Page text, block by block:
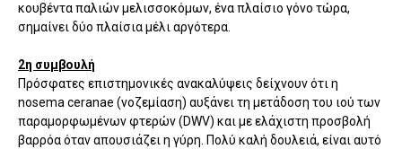
κουβέντα παλιών μελισσοκόμων, ένα πλαίσιο γόνο τώρα,
σημαίνει δύο πλαίσια μέλι αργότερα.
2η συμβουλή
Πρόσφατες επιστημονικές ανακαλύψεις δείχνουν ότι η
nosema ceranae (νοζεμίαση) αυξάνει τη μετάδοση του ιού των
παραμορφωμένων φτερών (DWV) και με ελάχιστη προσβολή
βαρρόα όταν απουσιάζει η γύρη. Πολύ καλή δουλειά, είναι αυτό